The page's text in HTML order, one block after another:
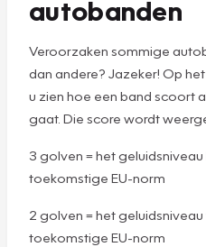
autobanden
Veroorzaken sommige
dan andere? Jazeker! Op
u zien hoe een band scoort
gaat. Die score wordt
3 golven = het
toekomstige EU-norm
2 golven = het
toekomstige EU-norm